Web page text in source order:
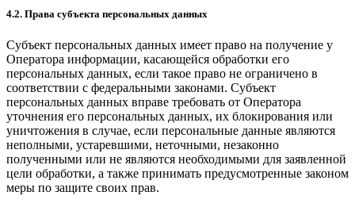
4.2. Права субъекта персональных данных
Субъект персональных данных имеет право на получение у
Оператора информации, касающейся обработки его
персональных данных, если такое право не ограничено в
соответствии с федеральными законами. Субъект
персональных данных вправе требовать от Оператора
уточнения его персональных данных, их блокирования или
уничтожения в случае, если персональные данные являются
неполными, устаревшими, неточными, незаконно
полученными или не являются необходимыми для заявленной
цели обработки, а также принимать предусмотренные законом
меры по защите своих прав.